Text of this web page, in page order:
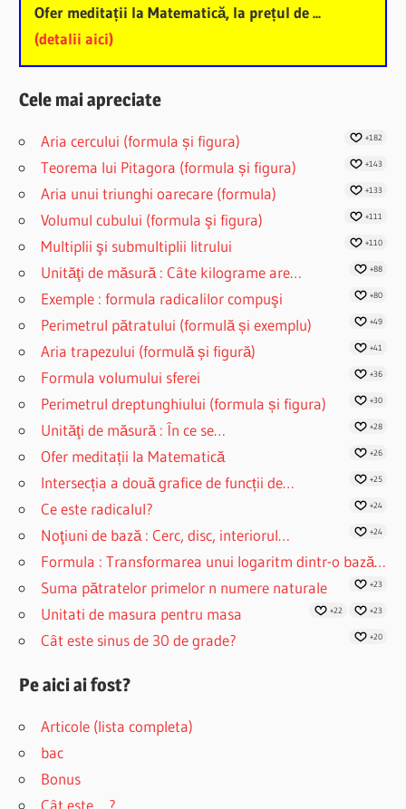
Ofer meditații la Matematică, la prețul de ...
(detalii aici)
Cele mai apreciate
Aria cercului (formula și figura) +182
Teorema lui Pitagora (formula și figura) +143
Aria unui triunghi oarecare (formula) +133
Volumul cubului (formula şi figura) +111
Multiplii şi submultiplii litrului +110
Unităţi de măsură : Câte kilograme are… +88
Exemple : formula radicalilor compuşi +80
Perimetrul pătratului (formulă și exemplu) +49
Aria trapezului (formulă și figură) +41
Formula volumului sferei +36
Perimetrul dreptunghiului (formula și figura) +30
Unităţi de măsură : În ce se… +28
Ofer meditații la Matematică +26
Intersecția a două grafice de funcții de… +25
Ce este radicalul? +24
Noţiuni de bază : Cerc, disc, interiorul… +24
Formula : Transformarea unui logaritm dintr-o bază…
+23
Suma pătratelor primelor n numere naturale
+23
Unitati de masura pentru masa +22
Cât este sinus de 30 de grade? +20
Pe aici ai fost?
Articole (lista completa)
bac
Bonus
Cât este …?